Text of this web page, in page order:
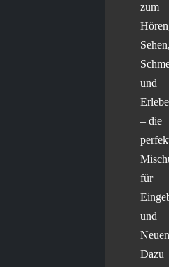
zum
Sehen,
und
– die
für
und
Dazu